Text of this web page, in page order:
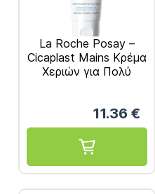
La Roche Posay –
Cicaplast Mains Κρέμα
Χεριών για Πολύ
11.36 €